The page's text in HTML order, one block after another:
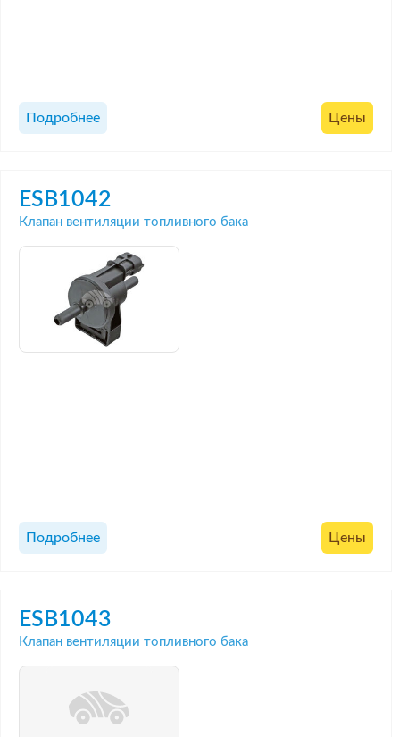
Подробнее Цены
ESB1042
Клапан вентиляции топливного бака
Подробнее Цены
ESB1043
Клапан вентиляции топливного бака